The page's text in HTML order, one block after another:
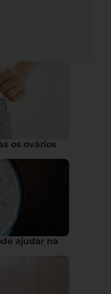
os ovários
ajudar na